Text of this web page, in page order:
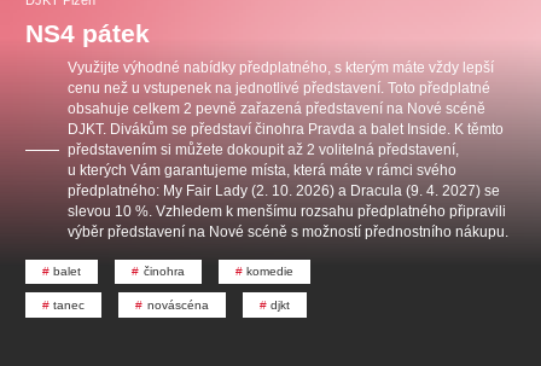
Pro děti
Kino
NS4 pátek
Využijte výhodné nabídky předplatného, s kterým máte vždy lepší
cenu než u vstupenek na jednotlivé představení. Toto předplatné
obsahuje celkem 2 pevně zařazená představení na Nové scéně
DJKT. Divákům se představí činohra Pravda a balet Inside. K těmto
představením si můžete dokoupit až 2 volitelná představení,
u kterých Vám garantujeme místa, která máte v rámci svého
předplatného: My Fair Lady (2. 10. 2026) a Dracula (9. 4. 2027) se
slevou 10 %. Vzhledem k menšímu rozsahu předplatného připravili
výběr představení na Nové scéně s možností přednostního nákupu.
balet činohra komedie
tanec nováscéna djkt
JARO EVENT s.r.o.
kancelář
Ostatní hledají
Nejnavštěvovanější
doporučujeme premiéra komedie letníscéna
koncert klasickáhudba zooplzeň
djkt skupovaplzeň2026